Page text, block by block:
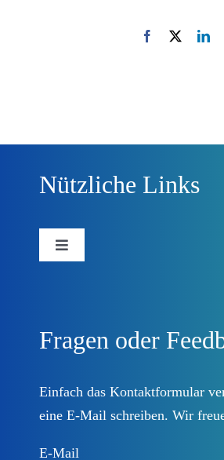
Facebook
Nützliche Links
Toggle
Beteiligungsplattform
Prozessbegleitung
Fragen oder
Einfach das Kontaktformular
eine E-Mail schreiben. Wir
E-Mail